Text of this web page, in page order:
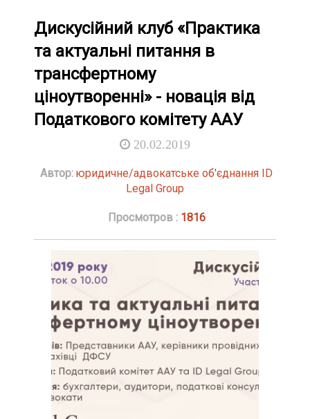
Дискусійний клуб «Практика
та актуальні питання в
трансфертному
ціноутворенні» - новація від
Податкового комітету ААУ
20.02.2019
Автор: юридичне/адвокатське об'єднання ID
Legal Group
Просмотров : 1816